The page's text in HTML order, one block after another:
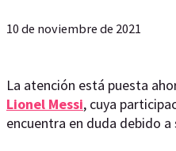
10 de noviembre de 2021
La atención está puesta
Lionel Messi, cuya
encuentra en duda debido a